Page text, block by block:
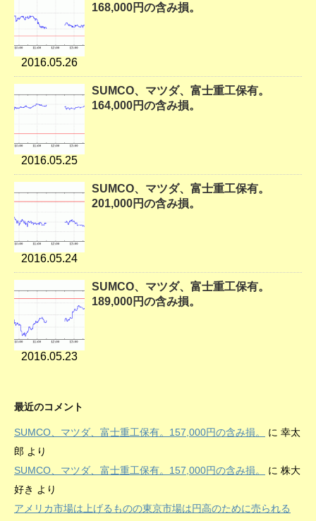
2016.05.26
168,000円の含み損。
2016.05.25
SUMCO、マツダ、富士重工保有。
164,000円の含み損。
2016.05.24
SUMCO、マツダ、富士重工保有。
201,000円の含み損。
2016.05.23
SUMCO、マツダ、富士重工保有。
189,000円の含み損。
最近のコメント
SUMCO、マツダ、富士重工保有。157,000円の含み損。 に 幸太
郎 より
SUMCO、マツダ、富士重工保有。157,000円の含み損。
に 株大
好き より
アメリカ市場は上げるものの東京市場は円高のために売られる